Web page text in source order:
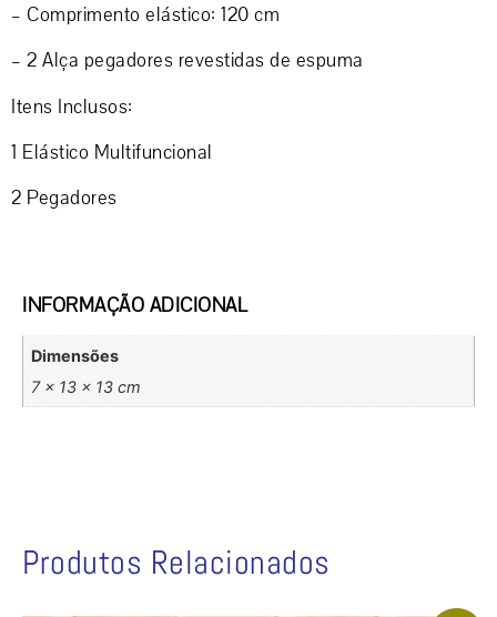
– Comprimento elástico: 120 cm
– 2 Alça pegadores revestidas de espuma
Itens Inclusos:
1 Elástico Multifuncional
2 Pegadores
INFORMAÇÃO ADICIONAL
Dimensões
7 × 13 × 13 cm
Produtos Relacionados